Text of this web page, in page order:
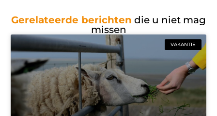
Gerelateerde berichten die u niet mag
missen
VAKANTIE